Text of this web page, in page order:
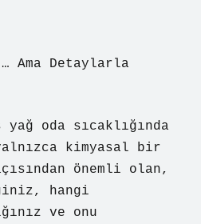
Ama Detaylarla
yağ oda sıcaklığında
kimyasal bir
önemli olan,
hangi
ve onu